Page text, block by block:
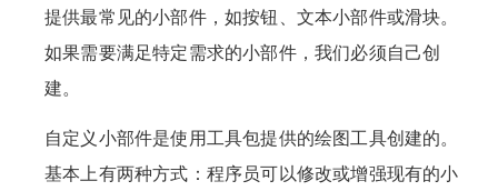
提供最常见的小部件，如按钮、文本小部件或滑块。
如果需要满足特定需求的小部件，我们必须自己创
建。
自定义小部件是使用工具包提供的绘图工具创建的。
基本上有两种方式：程序员可以修改或增强现有的小